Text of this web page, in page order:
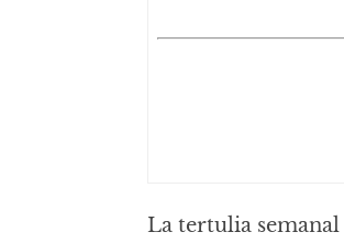
La tertulia